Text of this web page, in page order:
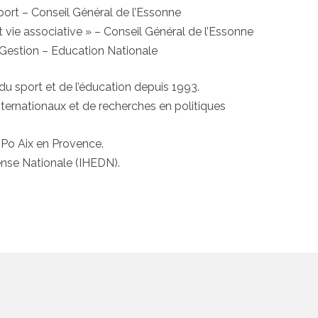
– Conseil Général de l’Essonne
associative » – Conseil Général de l’Essonne
– Education Nationale
sport et de l’éducation depuis 1993.
et de recherches en politiques
Aix en Provence.
Nationale (IHEDN).